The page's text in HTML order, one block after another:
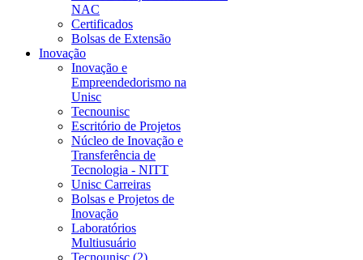
NAC
Certificados
Bolsas de Extensão
Inovação
Inovação e
Empreendedorismo na
Unisc
Tecnounisc
Escritório de Projetos
Núcleo de Inovação e
Transferência de
Tecnologia - NITT
Unisc Carreiras
Bolsas e Projetos de
Inovação
Laboratórios
Multiusuário
Tecnounisc (2)